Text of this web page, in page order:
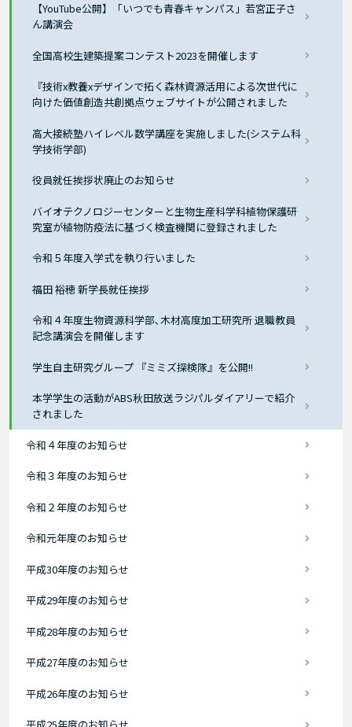
【YouTube公開】「いつでも青春キャンパス」若宮正子さ
ん講演会
全国高校生建築提案コンテスト2023を開催します
『技術x教養xデザインで拓く森林資源活用による次世代に
向けた価値創造共創拠点ウェブサイトが公開されました
高大接続塾ハイレベル数学講座を実施しました(システム科
学技術学部)
役員就任挨拶状廃止のお知らせ
バイオテクノロジーセンターと生物生産科学科植物保護研
究室が植物防疫法に基づく検査機関に登録されました
令和５年度入学式を執り行いました
福田 裕穂 新学長就任挨拶
令和４年度生物資源科学部､木材高度加工研究所 退職教員
記念講演会を開催します
学生自主研究グループ 『ミミズ探検隊』を公開!!
本学学生の活動がABS秋田放送ラジパルダイアリーで紹介
されました
令和４年度のお知らせ
令和３年度のお知らせ
令和２年度のお知らせ
令和元年度のお知らせ
平成30年度のお知らせ
平成29年度のお知らせ
平成28年度のお知らせ
平成27年度のお知らせ
平成26年度のお知らせ